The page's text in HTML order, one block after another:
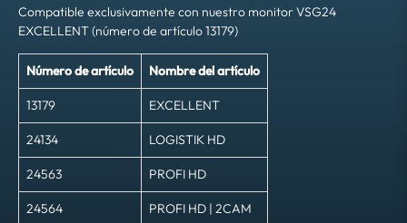
Compatible exclusivamente con nuestro monitor VSG24
EXCELLENT (número de artículo 13179)
Número de artículo Nombre del artículo
13179 EXCELLENT
24134 LOGISTIK HD
24563 PROFI HD
24564 PROFI HD | 2CAM